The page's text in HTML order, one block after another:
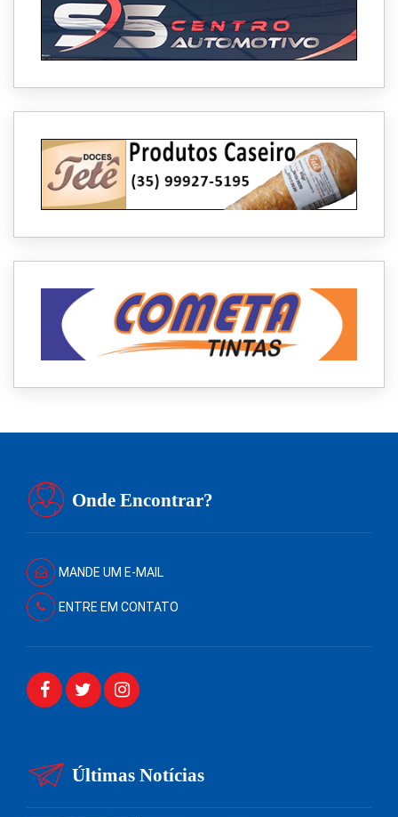
Onde Encontrar?
MANDE UM E-MAIL
ENTRE EM CONTATO
Últimas Notícias